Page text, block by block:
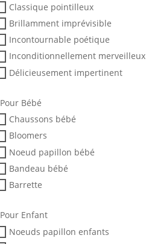
Classique pointilleux
Brillamment imprévisible
Incontournable poétique
Inconditionnellement merveilleux
Délicieusement impertinent
Pour Bébé
Chaussons bébé
Bloomers
Noeud papillon bébé
Bandeau bébé
Barrette
Pour Enfant
Noeuds papillon enfants